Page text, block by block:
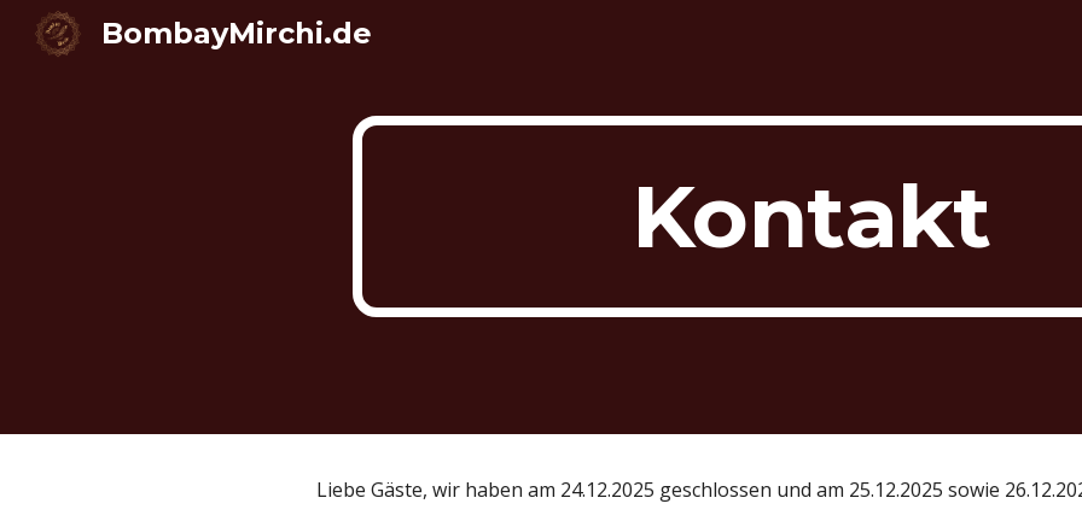
Skip to
BombayMirchi.de
Kontakt
Liebe Gäste, wir haben am 24.12.2025 geschlossen und am 25.12.2025 sowie